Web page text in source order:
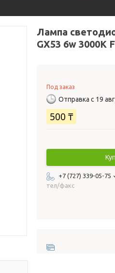
Лампа
GX53 6w 3000K
Под заказ
Отправка с 19
500 ₸
+7 (727) 339-05-75
тел/факс